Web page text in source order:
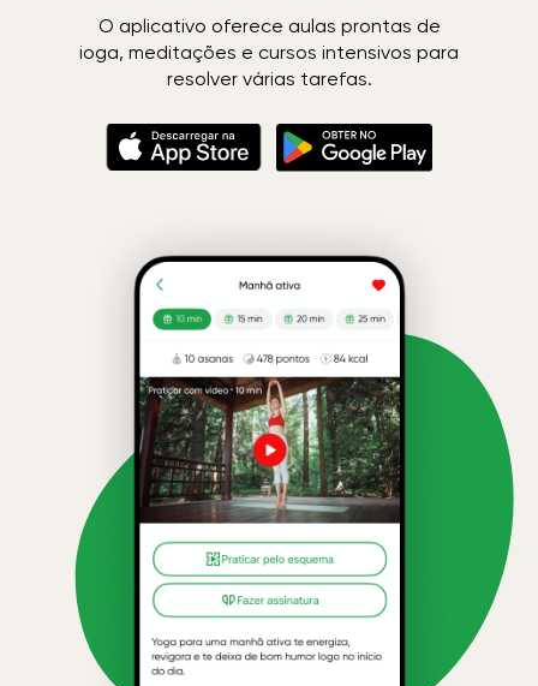
O aplicativo oferece aulas prontas de
ioga, meditações e cursos intensivos para
resolver várias tarefas.